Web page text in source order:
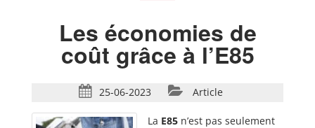
Les économies de
coût grâce à l’E85
25-06-2023 Article
La E85 n’est pas seulement